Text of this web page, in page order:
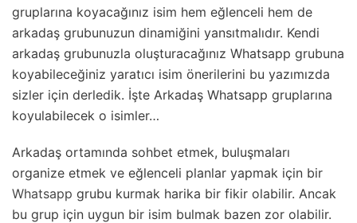
gruplarına koyacağınız isim hem eğlenceli hem de
arkadaş grubunuzun dinamiğini yansıtmalıdır. Kendi
arkadaş grubunuzla oluşturacağınız Whatsapp grubuna
koyabileceğiniz yaratıcı isim önerilerini bu yazımızda
sizler için derledik. İşte Arkadaş Whatsapp gruplarına
koyulabilecek o isimler…
Arkadaş ortamında sohbet etmek, buluşmaları
organize etmek ve eğlenceli planlar yapmak için bir
Whatsapp grubu kurmak harika bir fikir olabilir. Ancak
bu grup için uygun bir isim bulmak bazen zor olabilir.